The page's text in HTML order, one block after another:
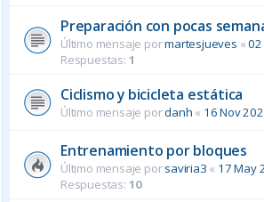
Preparación con pocas
Último mensaje pormartesjueves «02
Respuestas: 1
Ciclismo y bicicleta estática
Último mensaje pordanh « 16 Nov
Entrenamiento por bloques
Último mensaje porsaviria3 « 17 May
Respuestas: 10